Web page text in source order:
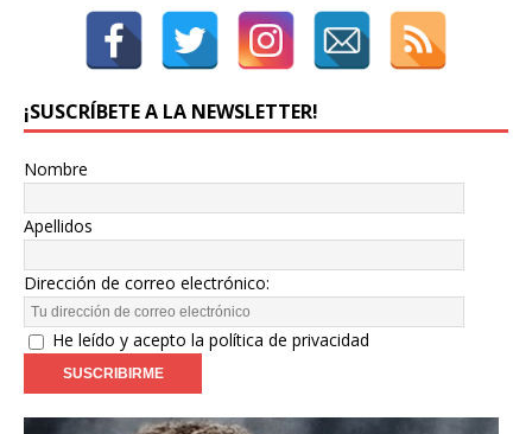
¡SUSCRÍBETE A LA NEWSLETTER!
Nombre
Apellidos
Dirección de correo electrónico:
He leído y acepto la política de privacidad